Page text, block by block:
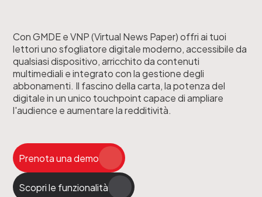
Con GMDE e VNP (Virtual News Paper) offri ai tuoi
lettori uno sfogliatore digitale moderno, accessibile da
qualsiasi dispositivo, arricchito da contenuti
multimediali e integrato con la gestione degli
abbonamenti. Il fascino della carta, la potenza del
digitale in un unico touchpoint capace di ampliare
l'audience e aumentare la redditività.
Prenota una demo
Scopri le funzionalità